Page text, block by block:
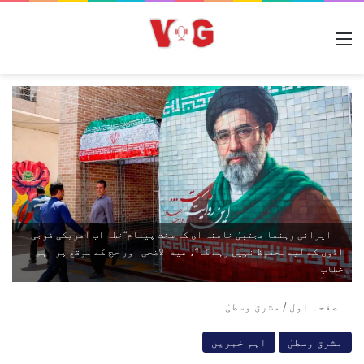
ایرانی رہنما مجتبیٰ خامنہ ای کا سخت پیغام“خطہ اب امریکی فوجی
اڈوں کے لیے محفوظ نہیں رہے گا”، عیدالاضحیٰ اور حج کے موقع پر اہم
خطاب
صفحہ اول / مشرق وسطیٰ
مشرق وسطیٰ اہم خبریں